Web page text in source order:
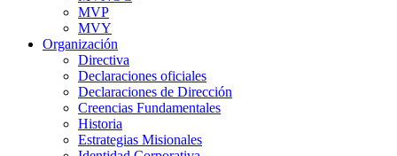
MVP
MVY
Organización
Directiva
Declaraciones oficiales
Declaraciones de Dirección
Creencias Fundamentales
Historia
Estrategias Misionales